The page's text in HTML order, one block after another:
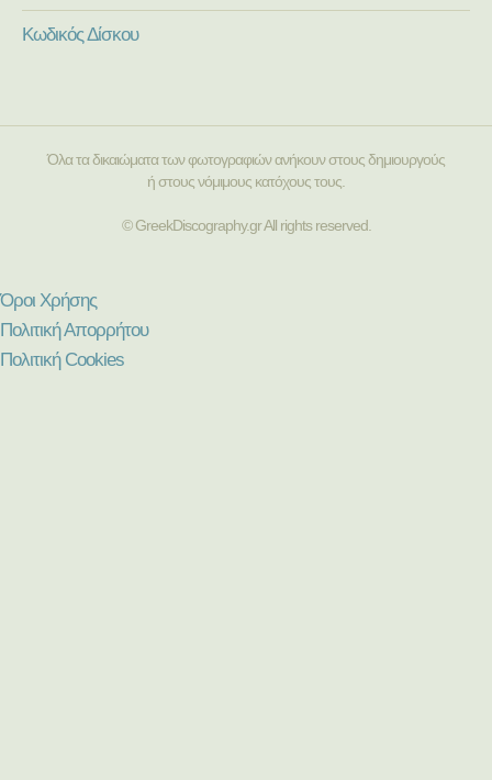
Κωδικός Δίσκου
Όλα τα δικαιώματα των φωτογραφιών ανήκουν στους δημιουργούς
ή στους νόμιμους κατόχους τους.
© GreekDiscography.gr All rights reserved.
Όροι Χρήσης
Πολιτική Απορρήτου
Πολιτική Cookies